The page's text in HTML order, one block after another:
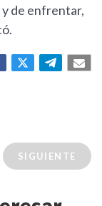
y de enfrentar,
SIGUIENTE